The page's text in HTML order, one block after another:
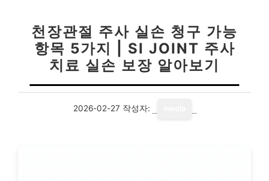
천장관절 주사 실손 청구 가능
항목 5가지 | SI JOINT 주사
치료 실손 보장 알아보기
2026-02-27 작성자: